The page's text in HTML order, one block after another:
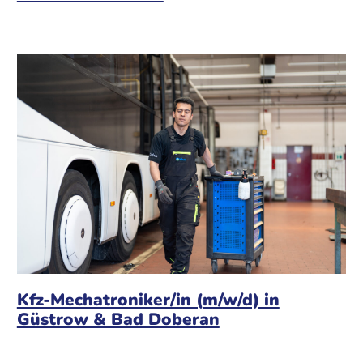
Kfz-Mechatroniker/in (m/w/d) in
Güstrow & Bad Doberan